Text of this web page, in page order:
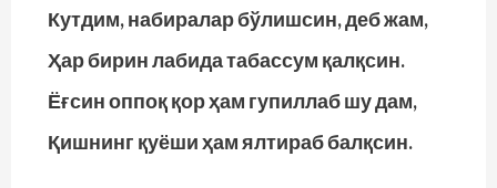
Кутдим, набиралар бўлишсин, деб жам,
Ҳар бирин лабида табассум қалқсин.
Ёғсин оппоқ қор ҳам гупиллаб шу дам,
Қишнинг қуёши ҳам ялтираб балқсин.